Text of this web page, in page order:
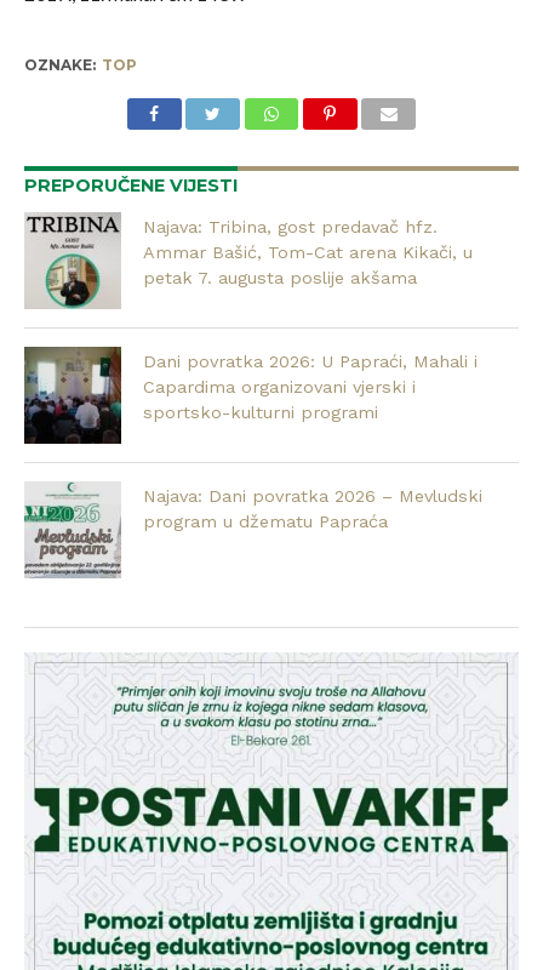
OZNAKE: TOP
PREPORUČENE VIJESTI
Najava: Tribina, gost predavač hfz.
Ammar Bašić, Tom-Cat arena Kikači, u
petak 7. augusta poslije akšama
Dani povratka 2026: U Papraći, Mahali i
Capardima organizovani vjerski i
sportsko-kulturni programi
Najava: Dani povratka 2026 – Mevludski
program u džematu Papraća